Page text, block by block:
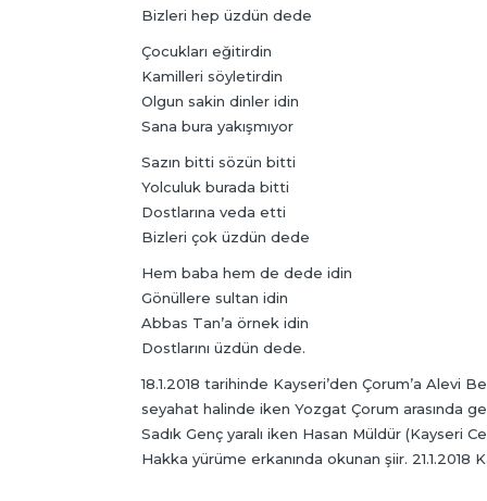
Bizleri hep üzdün dede
Çocukları eğitirdin
Kamilleri söyletirdin
Olgun sakin dinler idin
Sana bura yakışmıyor
Sazın bitti sözün bitti
Yolculuk burada bitti
Dostlarına veda etti
Bizleri çok üzdün dede
Hem baba hem de dede idin
Gönüllere sultan idin
Abbas Tan’a örnek idin
Dostlarını üzdün dede.
18.1.2018 tarihinde Kayseri’den Çorum’a Alevi
seyahat halinde iken Yozgat Çorum arasında
Sadık Genç yaralı iken Hasan Müldür (Kayseri
Hakka yürüme erkanında okunan şiir. 21.1.2018